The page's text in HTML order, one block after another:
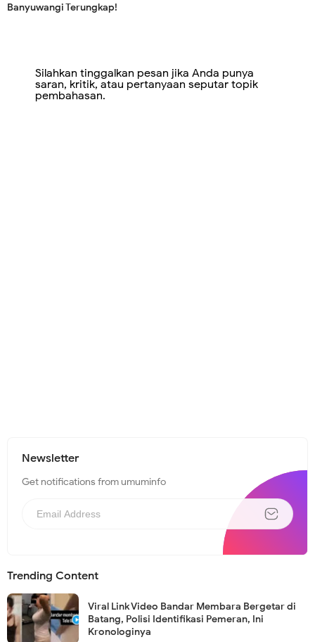
Banyuwangi Terungkap!
Silahkan tinggalkan pesan jika Anda punya
saran, kritik, atau pertanyaan seputar topik
pembahasan.
Newsletter
Get notifications from umuminfo
Trending Content
Viral Link Video Bandar Membara Bergetar di
Batang, Polisi Identifikasi Pemeran, Ini
Kronologinya